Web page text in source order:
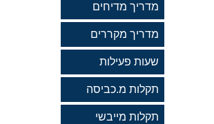
מדריך מדיחים
מדריך מקררים
שעות פעילות
תקלות מ.כביסה
תקלות מייבשי